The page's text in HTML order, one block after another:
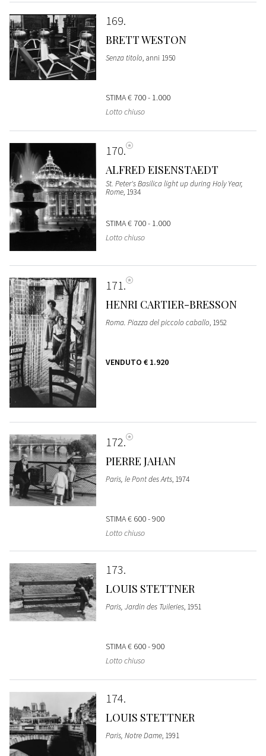
169
BRETT WESTON
Senza titolo, anni 1950
STIMA€ 700 - 1.000
Lotto chiuso
170
ALFRED EISENSTAEDT
St. Peter's Basilica light up during Holy Year,
Rome, 1934
STIMA€ 700 - 1.000
Lotto chiuso
171
HENRI CARTIER-BRESSON
Roma. Piazza del piccolo caballo, 1952
VENDUTO € 1.920
172
PIERRE JAHAN
Paris, le Pont des Arts, 1974
STIMA€ 600 - 900
Lotto chiuso
173
LOUIS STETTNER
Paris, Jardin des Tuileries, 1951
STIMA€ 600 - 900
Lotto chiuso
174
LOUIS STETTNER
Paris, Notre Dame, 1991